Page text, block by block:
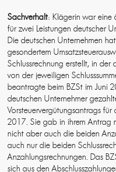
Sachverhalt: Klägerin war eine
für zwei Leistungen deutscher
Die deutschen Unternehmen
gesondertem
Schlussrechnung erstellt, in
von der jeweiligen
beantragte beim BZSt im Juni
deutschen Unternehmer
Vorsteuervergütungsantrags
2017. Sie gab in ihrem Antrag
nicht aber auch die beiden
auch nur die beiden
Anzahlungsrechnungen. Das
sich aus den